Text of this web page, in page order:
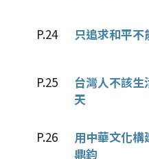
P.24 只追求和平
P.25
台灣人不該
天
P.26
用中華文化
鼎鈞